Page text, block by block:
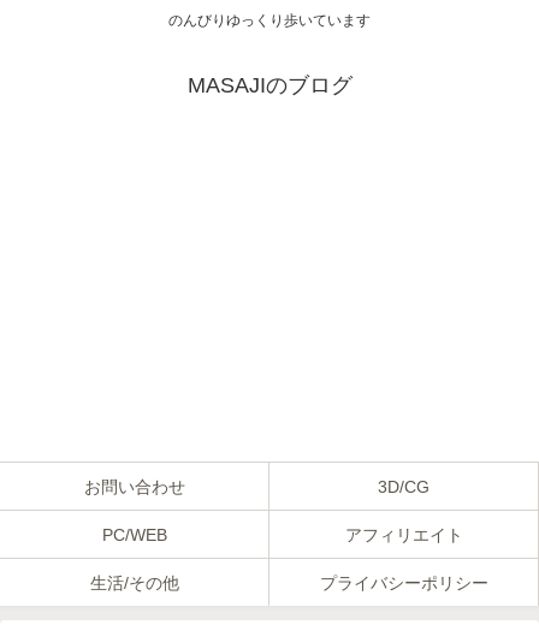
のんびりゆっくり歩いています
MASAJIのブログ
お問い合わせ 3D/CG
PC/WEB アフィリエイト
生活/その他 プライバシーポリシー